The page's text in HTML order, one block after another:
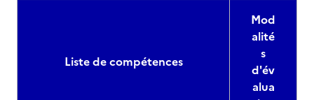
Liste de compétences
Mod
alité
s
d'év
alua